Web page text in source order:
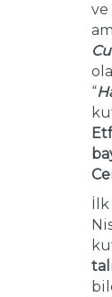
ve
“
İlk